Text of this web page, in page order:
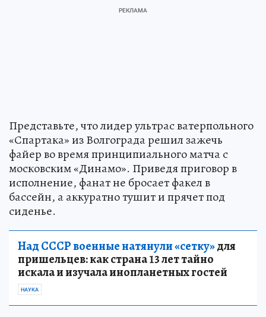
Представьте, что лидер ультрас ватерпольного
«Спартака» из Волгограда решил зажечь
файер во время принципиального матча с
московским «Динамо». Приведя приговор в
исполнение, фанат не бросает факел в
бассейн, а аккуратно тушит и прячет под
сиденье.
Над СССР военные натянули «сетку»для
пришельцев: как страна 13 лет тайно
искала и изучала инопланетных гостей
НАУКА